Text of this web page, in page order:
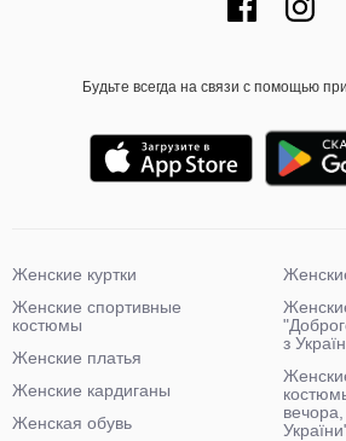
Будьте всегда на связи с помощью
Женские куртки
Женские спортивные
костюмы
Женские платья
Женские кардиганы
Женская обувь
з